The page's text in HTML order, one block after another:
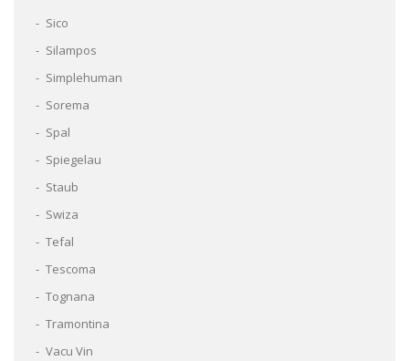
Sico
Silampos
Simplehuman
Sorema
Spal
Spiegelau
Staub
Swiza
Tefal
Tescoma
Tognana
Tramontina
Vacu Vin